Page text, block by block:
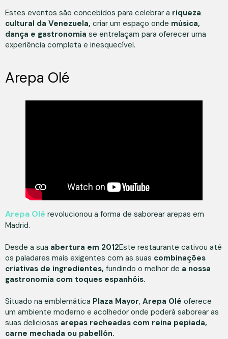
Estes eventos são concebidos para celebrar a riqueza
cultural da Venezuela, criar um espaço onde música,
dança e gastronomia se entrelaçam para oferecer uma
experiência completa e inesquecível.
Arepa Olé
Arepa Olé revolucionou a forma de saborear arepas em
Madrid.
Desde a sua abertura em 2012Este restaurante cativou até
os paladares mais exigentes com as suas combinações
criativas de ingredientes, fundindo o melhor de a nossa
gastronomia com toques espanhóis.
Situado na emblemática Plaza Mayor, Arepa Olé oferece
um ambiente moderno e acolhedor onde poderá saborear as
suas deliciosas arepas recheadas com reina pepiada,
carne mechada ou pabellón.